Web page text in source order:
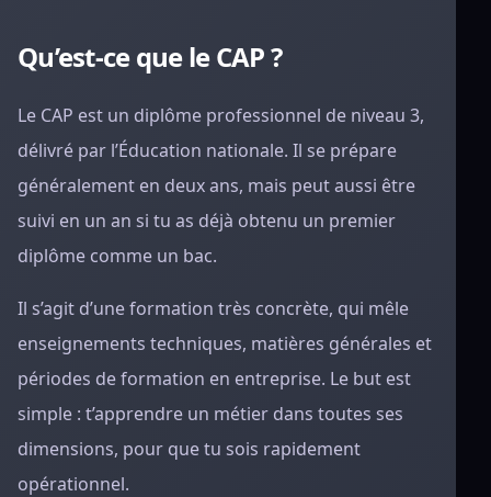
Qu’est-ce que le CAP ?
Le CAP est un diplôme professionnel de niveau 3,
délivré par l’Éducation nationale. Il se prépare
généralement en deux ans, mais peut aussi être
suivi en un an si tu as déjà obtenu un premier
diplôme comme un bac.
Il s’agit d’une formation très concrète, qui mêle
enseignements techniques, matières générales et
périodes de formation en entreprise. Le but est
simple : t’apprendre un métier dans toutes ses
dimensions, pour que tu sois rapidement
opérationnel.